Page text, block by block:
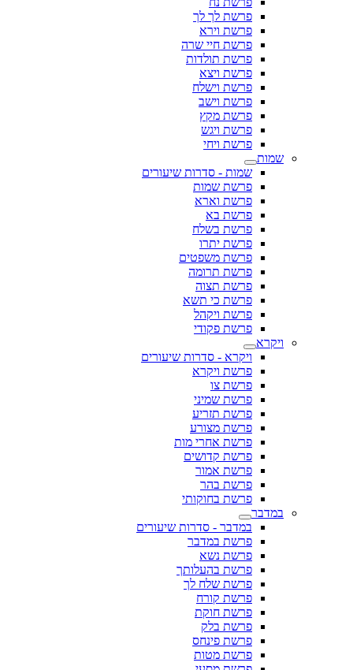
פרשת לך לך
פרשת וירא
פרשת חיי שרה
פרשת תולדות
פרשת ויצא
פרשת וישלח
פרשת וישב
פרשת מקץ
פרשת ויגש
פרשת ויחי
שמות
שמות - סדרות שיעורים
פרשת שמות
פרשת וארא
פרשת בא
פרשת בשלח
פרשת יתרו
פרשת משפטים
פרשת תרומה
פרשת תצוה
פרשת כי תשא
פרשת ויקהל
פרשת פקודי
ויקרא
ויקרא - סדרות שיעורים
פרשת ויקרא
פרשת צו
פרשת שמיני
פרשת תזריע
פרשת מצורע
פרשת אחרי מות
פרשת קדושים
פרשת אמור
פרשת בהר
פרשת בחוקותי
במדבר
במדבר - סדרות שיעורים
פרשת במדבר
פרשת נשא
פרשת בהעלותך
פרשת שלח לך
פרשת קורח
פרשת חוקת
פרשת בלק
פרשת פינחס
פרשת מטות